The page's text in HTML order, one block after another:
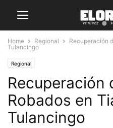
Home Regional
Recuperación
Tulancingo
Regional
Recuperación
Robados en
Tulancingo